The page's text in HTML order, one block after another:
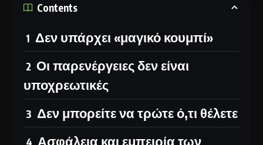
Contents
Δεν υπάρχει «μαγικό κουμπί»
Οι παρενέργειες δεν είναι
υποχρεωτικές
Δεν μπορείτε να τρώτε ό,τι θέλετε
Ασφάλεια και εμπειρία των